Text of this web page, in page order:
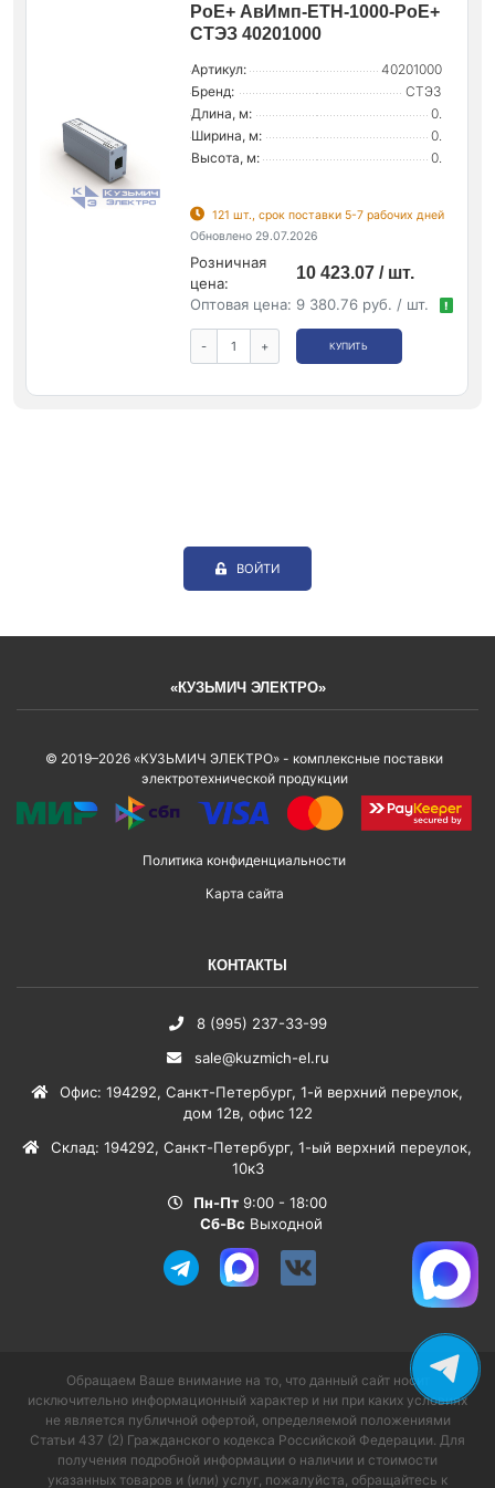
PoE+ АвИмп-ETH-1000-PoE+
СТЭЗ 40201000
Артикул:
40201000
Бренд:
СТЭЗ
Длина, м:
0.
Ширина, м:
0.
Высота, м:
0.
121 шт., срок поставки 5-7 рабочих дней
Обновлено 29.07.2026
Розничная
цена:
10 423.07 / шт.
Оптовая цена: 9 380.76 руб. / шт. !
- + КУПИТЬ
ВОЙТИ
«КУЗЬМИЧ ЭЛЕКТРО»
© 2019–2026 «КУЗЬМИЧ ЭЛЕКТРО» - комплексные поставки
электротехнической продукции
Политика конфиденциальности
Карта сайта
КОНТАКТЫ
8 (995) 237-33-99
sale@kuzmich-el.ru
Офис: 194292, Санкт-Петербург, 1-й верхний переулок,
дом 12в, офис 122
Склад: 194292, Санкт-Петербург, 1-ый верхний переулок,
10к3
Пн-Пт 9:00 - 18:00
Сб-Вс Выходной
Обращаем Ваше внимание на то, что данный сайт носит
исключительно информационный характер и ни при каких условиях
не является публичной офертой, определяемой положениями
Статьи 437 (2) Гражданского кодекса Российской Федерации. Для
получения подробной информации о наличии и стоимости
указанных товаров и (или) услуг, пожалуйста, обращайтесь к